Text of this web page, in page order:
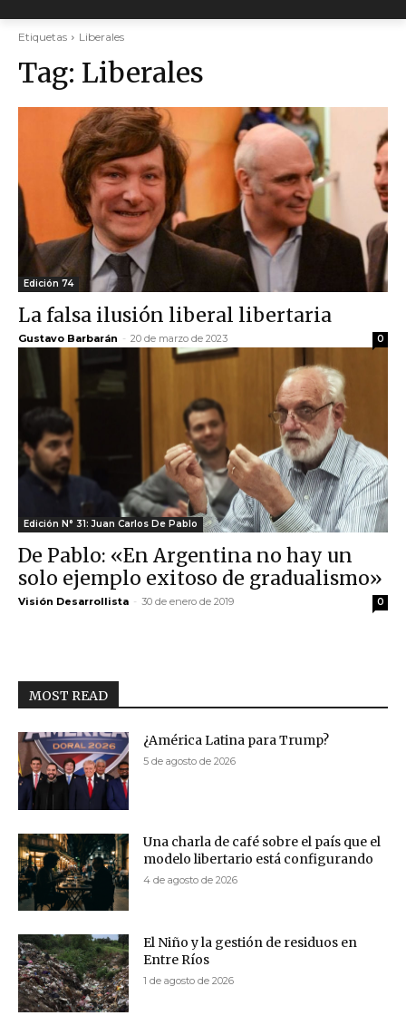
Etiquetas Liberales
Tag: Liberales
Edición 74
La falsa ilusión liberal libertaria
Gustavo Barbarán - 20 de marzo de 2023 0
Edición N° 31: Juan Carlos De Pablo
De Pablo: «En Argentina no hay un
solo ejemplo exitoso de gradualismo»
Visión Desarrollista - 30 de enero de 2019 0
MOST READ
¿América Latina para Trump?
5 de agosto de 2026
Una charla de café sobre el país que el
modelo libertario está configurando
4 de agosto de 2026
El Niño y la gestión de residuos en
Entre Ríos
1 de agosto de 2026